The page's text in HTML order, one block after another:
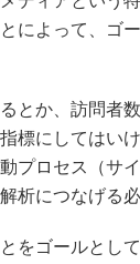
によって、ゴ
とか、訪問者
標にしてはい
プロセス（サ
析につなげる必
をゴールとし